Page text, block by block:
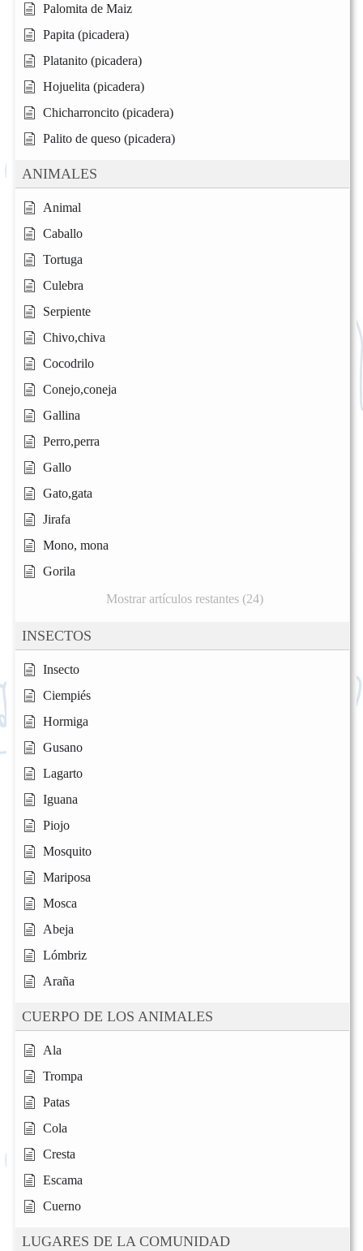
Palomita de Maiz
Papita (picadera)
Platanito (picadera)
Hojuelita (picadera)
Chicharroncito (picadera)
Palito de queso (picadera)
ANIMALES
Animal
Caballo
Tortuga
Culebra
Serpiente
Chivo,chiva
Cocodrilo
Conejo,coneja
Gallina
Perro,perra
Gallo
Gato,gata
Jirafa
Mono, mona
Gorila
Mostrar artículos restantes (24)
INSECTOS
Insecto
Ciempiés
Hormiga
Gusano
Lagarto
Iguana
Piojo
Mosquito
Mariposa
Mosca
Abeja
Lómbriz
Araña
CUERPO DE LOS ANIMALES
Ala
Trompa
Patas
Cola
Cresta
Escama
Cuerno
LUGARES DE LA COMUNIDAD